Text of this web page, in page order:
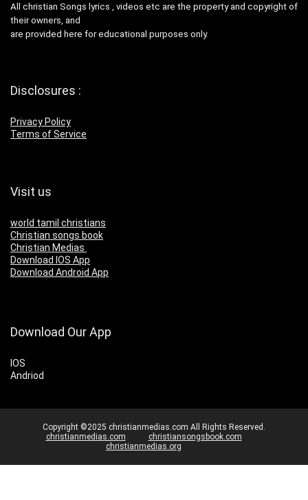
All christian Songs lyrics , videos etc are the property and copyright of
their owners, and
are provided here for educational purposes only.
Disclosures :
Privacy Policy
Terms of Service
Visit us
world tamil christians
Christian songs book
Christian Medias
Download IOS App
Download Android App
Download Our App
IOS
Andriod
Copyright ©2025 christianmedias.com All Rights Reserved.
christianmedias.com
christiansongsbook.com
christianmedias.org